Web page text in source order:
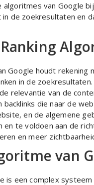
algoritmes van Google
de zoekresultaten en
Google houdt
in de
relevantie van de
die naar de
en de algemene
te voldoen aan de
en meer
van
is een complex